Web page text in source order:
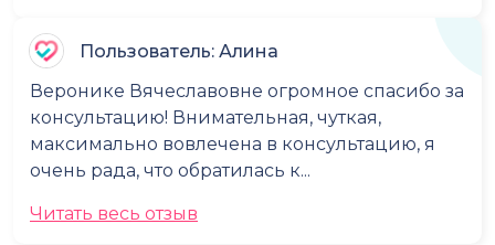
Пользователь: Алина
Веронике Вячеславовне огромное спасибо за
консультацию! Внимательная, чуткая,
максимально вовлечена в консультацию, я
очень рада, что обратилась к...
Читать весь отзыв